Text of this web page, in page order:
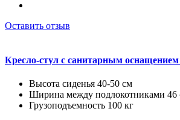
Оставить отзыв
Кресло-стул с санитарным оснащением
Высота сиденья 40-50 см
Ширина между подлокотниками 46
Грузоподъемность 100 кг